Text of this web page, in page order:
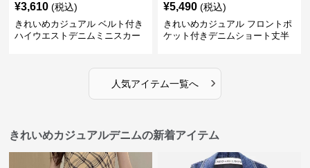
¥3,610 (税込)
きれいめカジュアル ベルト付き
ハイウエストデニムミニスカー
¥5,490 (税込)
きれいめカジュアル フロントポ
ケット付きデニムショート丈半
人気アイテム一覧へ ›
きれいめカジュアルデニムの新着アイテム